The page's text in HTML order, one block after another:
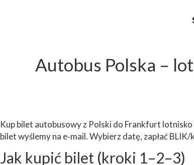
Kup bilet autobusowy z Polski do Frankfurt lotnisko
bilet wyślemy na e‑mail. Wybierz datę, zapłać
Jak kupić bilet (kroki 1–2–3)
Autobus Polska –